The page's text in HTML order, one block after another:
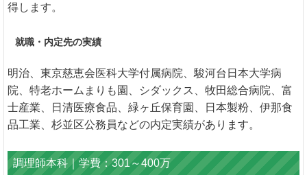
得します。
就職・内定先の実績
明治、東京慈恵会医科大学付属病院、駿河台日本大学病
院、特老ホームまりも園、シダックス、牧田総合病院、富
士産業、日清医療食品、緑ヶ丘保育園、日本製粉、伊那食
品工業、杉並区公務員などの内定実績があります。
調理師本科｜学費：301～400万